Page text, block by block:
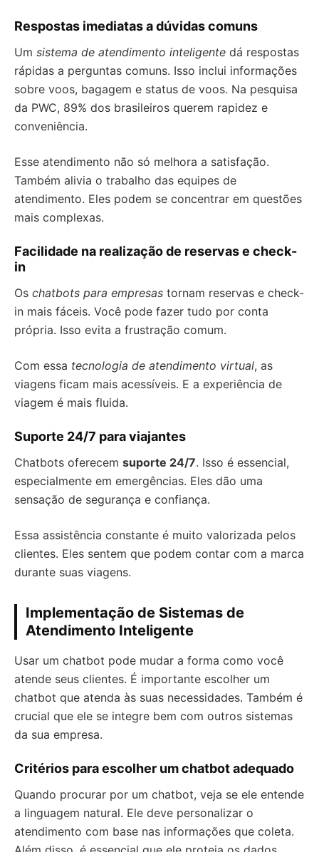
Respostas imediatas a dúvidas comuns
Um sistema de atendimento inteligente dá respostas
rápidas a perguntas comuns. Isso inclui informações
sobre voos, bagagem e status de voos. Na pesquisa
da PWC, 89% dos brasileiros querem rapidez e
conveniência.
Esse atendimento não só melhora a satisfação.
Também alivia o trabalho das equipes de
atendimento. Eles podem se concentrar em questões
mais complexas.
Facilidade na realização de reservas e check-
in
Os chatbots para empresas tornam reservas e check-
in mais fáceis. Você pode fazer tudo por conta
própria. Isso evita a frustração comum.
Com essa tecnologia de atendimento virtual, as
viagens ficam mais acessíveis. E a experiência de
viagem é mais fluida.
Suporte 24/7 para viajantes
Chatbots oferecem suporte 24/7. Isso é essencial,
especialmente em emergências. Eles dão uma
sensação de segurança e confiança.
Essa assistência constante é muito valorizada pelos
clientes. Eles sentem que podem contar com a marca
durante suas viagens.
Implementação de Sistemas de
Atendimento Inteligente
Usar um chatbot pode mudar a forma como você
atende seus clientes. É importante escolher um
chatbot que atenda às suas necessidades. Também é
crucial que ele se integre bem com outros sistemas
da sua empresa.
Critérios para escolher um chatbot adequado
Quando procurar por um chatbot, veja se ele entende
a linguagem natural. Ele deve personalizar o
atendimento com base nas informações que coleta.